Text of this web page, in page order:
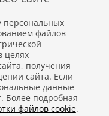
персональных
файлов
целях
получения
сайта. Если
данные
Более подробная
файлов cookie.